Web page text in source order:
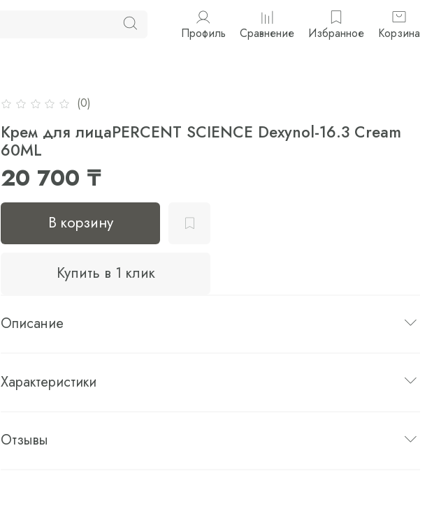
Профиль Сравнение Избранное Корзина
(0)
Крем для лицаPERCENT SCIENCE Dexynol-16.3 Cream
60ML
20 700 ₸
В корзину
Купить в 1 клик
Описание
Характеристики
Отзывы